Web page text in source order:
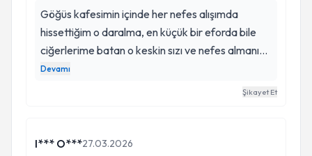
Göğüs kafesimin içinde her nefes alışımda
hissettiğim o daralma, en küçük bir eforda bile
ciğerlerime batan o keskin sızı ve nefes almanın
o en doğal ritmini yavaş yavaş yitirdiğimi
kararlarından biri oldu; ilk muayenemden itibaren
Devamı
Şikayet Et
I*** O***27.03.2026